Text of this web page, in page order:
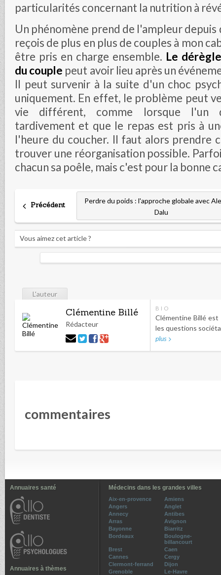
particularités concernant la nutrition à
Un phénomène prend de l'ampleur depuis
reçois de plus en plus de couples à mon
être pris en charge ensemble. Le
du couple peut avoir lieu après un
Il peut survenir à la suite d'un choc
uniquement. En effet, le problème peut
vie différent, comme lorsque l'un
tardivement et que le repas est pris à
l'heure du coucher. Il faut alors prendre
trouver une réorganisation possible.
chacun sa poêle, mais c'est pour la bonne
Précédent
Perdre du poids : l'approche globale avec
Dalu
Vous aimez cet article ?
L'auteur
Clémentine Billé
Rédacteur
BIO
Clémentine Billé est
les questions
plus
commentaires
Annuaires santé
Annuaires à thèmes
Médecins dans les grandes villes
Aix-en-provence
Amiens
Angers
Anglet
Annecy
Antibes
Arras
Avignon
Bayonne
Biarritz
Bordeaux
Boulogne-
billancourt
Brest
Caen
Cannes
Cergy
Clermont-ferrand
Dijon
Grenoble
Le-Havre